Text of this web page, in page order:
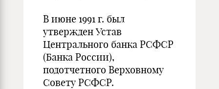
В июне 1991 г. был
утвержден Устав
Центрального банка РСФСР
(Банка России),
подотчетного Верховному
Совету РСФСР.